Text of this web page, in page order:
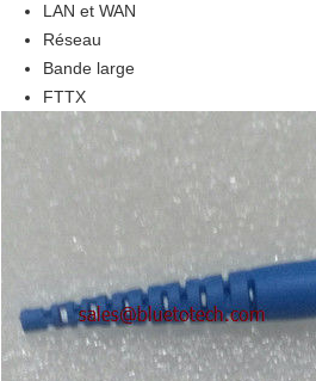
LAN et WAN
Réseau
Bande large
FTTX